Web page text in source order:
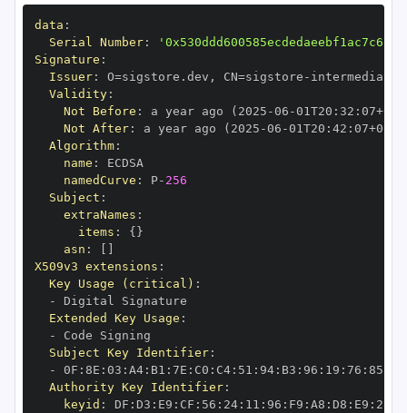
data :
Serial Number:
Signature :
Issuer: O=sigstore.dev , CN=sigstore -
Validity:
Not Before : a year ago (2025 -06 -01T20 : 32 : 07+00
Not After: a year ago (2025 -06 -01T20 : 42 : 07+00
Algorithm:
name :
namedCurve : P- 256
Subject :
extraNames :
items : { }
asn :
X509v3 extensions :
Key Usage (critical) :
-
Extended Key Usage :
-
Subject Key Identifier:
-
0F : 8E : 03 : A4: B1 : 7E : C0 : C4: 51 : 94: B3 : 96 : 19 : 76 : 85
Authority Key Identifier:
keyid : DF : D3 : E9 : CF : 56 : 24: 11 : 96 : F9 : A8 : D8 : E9 : 28